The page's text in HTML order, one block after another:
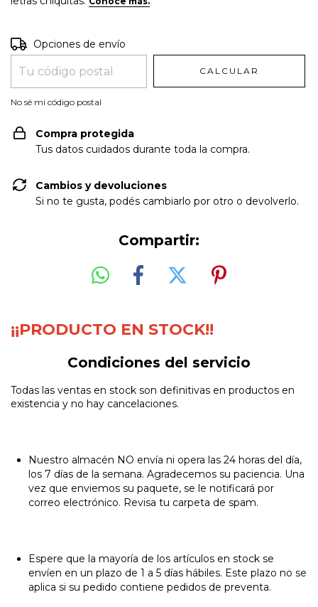
Entregas para el CP:
Opciones de envío
CALCULAR
No sé mi código postal
Compra protegida
Tus datos cuidados durante toda la compra.
Cambios y devoluciones
Si no te gusta, podés cambiarlo por otro o devolverlo.
Compartir:
¡¡PRODUCTO EN STOCK!!
Condiciones del servicio
Todas las ventas en stock son definitivas en productos en
existencia y no hay cancelaciones.
Nuestro almacén NO envía ni opera las 24 horas del día,
los 7 días de la semana. Agradecemos su paciencia. Una
vez que enviemos su paquete, se le notificará por
correo electrónico. Revisa tu carpeta de spam.
Espere que la mayoría de los artículos en stock se
envíen en un plazo de 1 a 5 días hábiles. Este plazo no se
aplica si su pedido contiene pedidos de preventa.